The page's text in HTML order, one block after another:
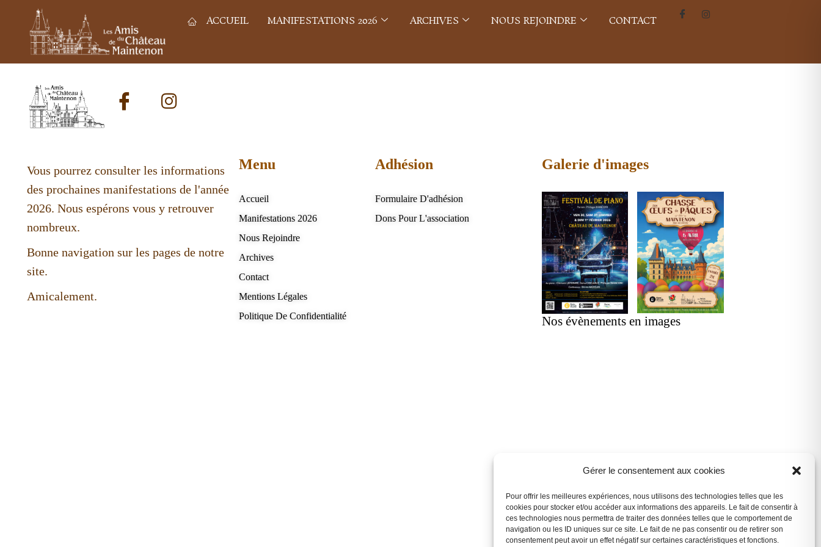
Gérer le consentement aux cookies
Pour offrir les meilleures expériences, nous utilisons des technologies telles que les
cookies pour stocker et/ou accéder aux informations des appareils. Le fait de consentir à
ces technologies nous permettra de traiter des données telles que le comportement de
navigation ou les ID uniques sur ce site. Le fait de ne pas consentir ou de retirer son
consentement peut avoir un effet négatif sur certaines caractéristiques et fonctions.
ACCUEIL MANIFESTATIONS 2026 ARCHIVES NOUS REJOINDRE CONTACT
Vous pourrez consulter les informations
des prochaines manifestations de l'année
2026. Nous espérons vous y retrouver
nombreux.
Bonne navigation sur les pages de notre
site.
Amicalement.
Menu
Accueil
Manifestations 2026
Nous Rejoindre
Archives
Contact
Mentions Légales
Politique De Confidentialité
Adhésion
Formulaire D'adhésion
Dons Pour L'association
Galerie d'images
Nos évènements en images